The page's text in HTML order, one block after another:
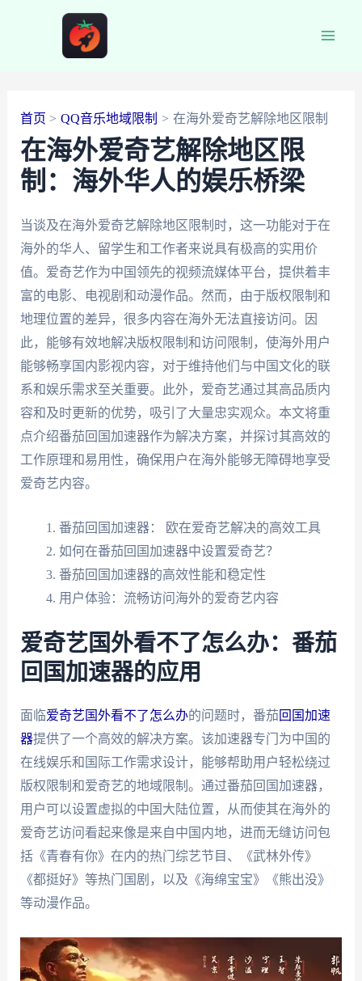
首页 QQ音乐地域限制 在海外爱奇艺解除地区限制
在海外爱奇艺解除地区限
制：海外华人的娱乐桥梁
当谈及在海外爱奇艺解除地区限制时，这一功能对于在
海外的华人、留学生和工作者来说具有极高的实用价
值。爱奇艺作为中国领先的视频流媒体平台，提供着丰
富的电影、电视剧和动漫作品。然而，由于版权限制和
地理位置的差异，很多内容在海外无法直接访问。因
此，能够有效地解决版权限制和访问限制，使海外用户
能够畅享国内影视内容，对于维持他们与中国文化的联
系和娱乐需求至关重要。此外，爱奇艺通过其高品质内
容和及时更新的优势，吸引了大量忠实观众。本文将重
点介绍番茄回国加速器作为解决方案，并探讨其高效的
工作原理和易用性，确保用户在海外能够无障碍地享受
爱奇艺内容。
番茄回国加速器： 欧在爱奇艺解决的高效工具
如何在番茄回国加速器中设置爱奇艺？
番茄回国加速器的高效性能和稳定性
用户体验：流畅访问海外的爱奇艺内容
爱奇艺国外看不了怎么办：番茄
回国加速器的应用
面临爱奇艺国外看不了怎么办的问题时，番茄回国加速
器提供了一个高效的解决方案。该加速器专门为中国的
在线娱乐和国际工作需求设计，能够帮助用户轻松绕过
版权限制和爱奇艺的地域限制。通过番茄回国加速器，
用户可以设置虚拟的中国大陆位置，从而使其在海外的
爱奇艺访问看起来像是来自中国内地，进而无缝访问包
括《青春有你》在内的热门综艺节目、《武林外传》
《都挺好》等热门国剧，以及《海绵宝宝》《熊出没》
等动漫作品。